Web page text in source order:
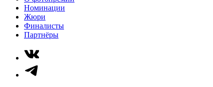
Номинации
Жюри
Финалисты
Партнёры